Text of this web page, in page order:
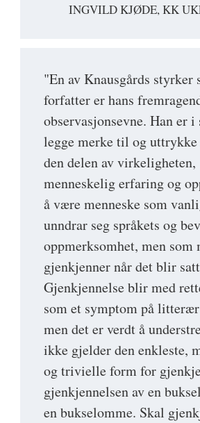
INGVILD KJØDE, KK
"En av Knausgårds styrker
forfatter er hans
observasjonsevne. Han er
legge merke til og
den delen av virkeligheten,
menneskelig erfaring og
å være menneske som
unndrar seg språkets og
oppmerksomhet, men som
gjenkjenner når det blir
Gjenkjennelse blir med
som et symptom på
men det er verdt å
ikke gjelder den enkleste,
og trivielle form for
gjenkjennelsen av en
en bukselomme. Skal